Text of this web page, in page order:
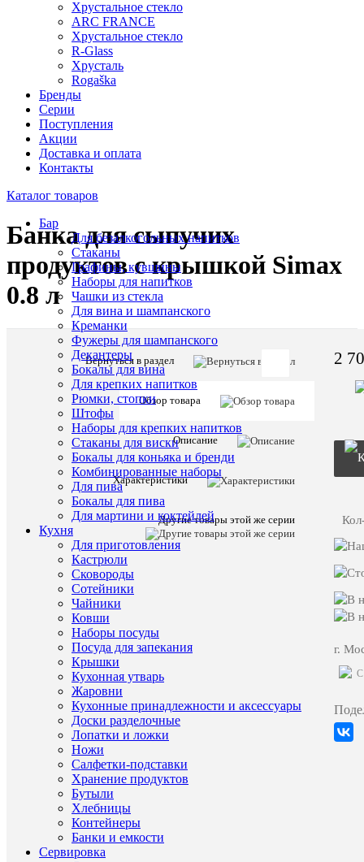
Хрустальное стекло
ARC FRANCE
Хрустальное стекло
R-Glass
Хрусталь
Rogaška
Бренды
Серии
Поступления
Акции
Доставка и оплата
Контакты
Каталог товаров
Бар
Для безалкогольных напитков
Стаканы
Графины, кувшины
Наборы для напитков
Чашки из стекла
Для вина и шампанского
Креманки
Фужеры для шампанского
Декантеры
Бокалы для вина
Для крепких напитков
Рюмки, стопки
Штофы
Наборы для крепких напитков
Стаканы для виски
Бокалы для коньяка и бренди
Комбинированные наборы
Для пива
Бокалы для пива
Для мартини и коктейлей
Кухня
Для приготовления
Кастрюли
Сковороды
Сотейники
Чайники
Ковши
Наборы посуды
Посуда для запекания
Крышки
Кухонная утварь
Жаровни
Кухонные принадлежности и аксессуары
Доски разделочные
Лопатки и ложки
Ножи
Салфетки-подставки
Хранение продуктов
Бутыли
Хлебницы
Контейнеры
Банки и емкости
Сервировка
Банка для сыпучих
продуктов с крышкой Simax
0.8 л
Вернуться в раздел
Обзор товара
Описание
Характеристики
Другие товары этой же серии
Артикул:
товара:
Simax
Заказать
видео-
Все
товара
емкости
(Чехия,
2
г.